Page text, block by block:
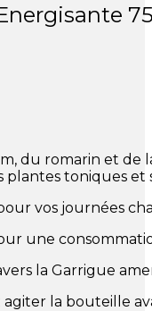
du romarin et de
plantes toniques et
vos journées
une
la Garrigue
la bouteille